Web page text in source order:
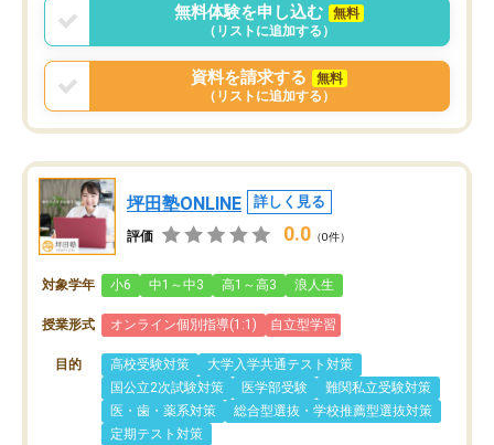
無料体験を申し込む
無料
（リストに追加する）
資料を請求する
無料
（リストに追加する）
坪田塾ONLINE 詳しく見る
評価 0.0 （0件）
対象学年 小6 中1～中3 高1～高3 浪人生
授業形式 オンライン個別指導(1:1) 自立型学習
目的 高校受験対策
大学入学共通テスト対策
国公立2次試験対策
医学部受験
難関私立受験対策
医・歯・薬系対策
総合型選抜・学校推薦型選抜対策
定期テスト対策